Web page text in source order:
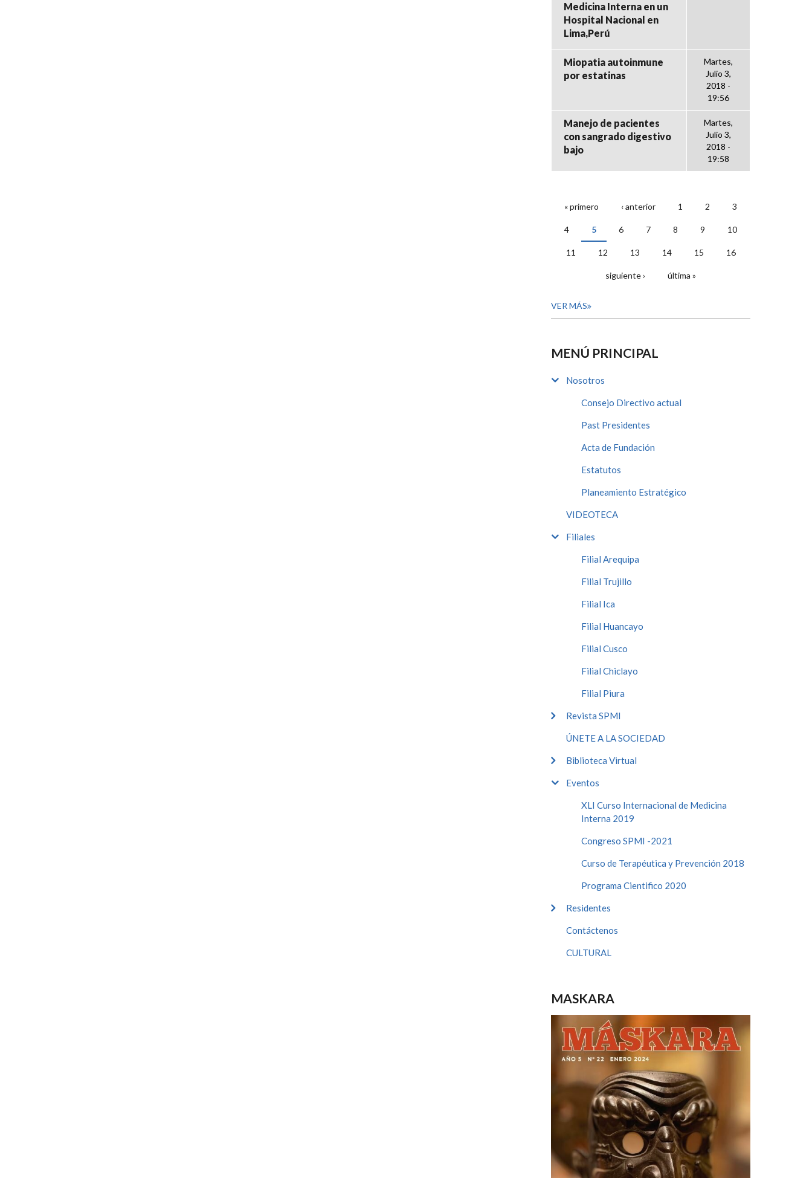
Medicina Interna en un
Hospital Nacional en
Lima,Perú
Miopatia autoinmune
por estatinas
Martes,
Julio 3,
2018 -
19:56
Manejo de pacientes
con sangrado digestivo
bajo
Martes,
Julio 3,
2018 -
19:58
PÁGINAS
« primero ‹ anterior 1 2 3
4 5 6 7 8 9 10
11 12 13 14 15 16
siguiente › última »
VER MÁS
MENÚ PRINCIPAL
Nosotros
Consejo Directivo actual
Past Presidentes
Acta de Fundación
Estatutos
Planeamiento Estratégico
VIDEOTECA
Filiales
Filial Arequipa
Filial Trujillo
Filial Ica
Filial Huancayo
Filial Cusco
Filial Chiclayo
Filial Piura
Revista SPMI
ÚNETE A LA SOCIEDAD
Biblioteca Virtual
Eventos
XLI Curso Internacional de Medicina
Interna 2019
Congreso SPMI -2021
Curso de Terapéutica y Prevención 2018
Programa Cientifico 2020
Residentes
Contáctenos
CULTURAL
MASKARA